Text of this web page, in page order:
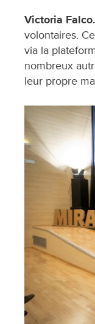
Victoria Falco.
volontaires.
via la
nombreux
leur propre